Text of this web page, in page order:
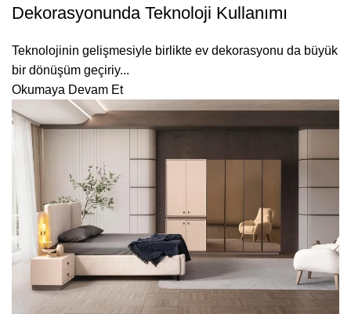
Dekorasyonunda Teknoloji Kullanımı
Teknolojinin gelişmesiyle birlikte ev dekorasyonu da büyük
bir dönüşüm geçiriy...
Okumaya Devam Et